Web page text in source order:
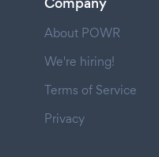
About POWR
We're hiring!
Terms of Service
Privacy